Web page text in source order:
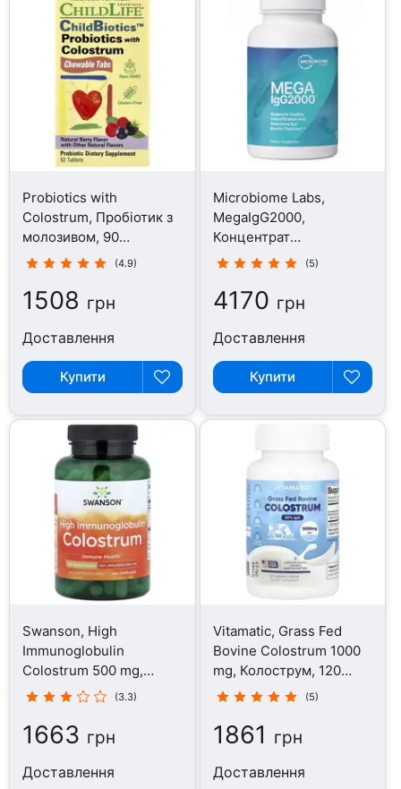
Probiotics with
Colostrum, Пробіотик з
молозивом, 90
таблеток
(4.9)
1508 грн
Доставлення
Купити
Microbiome Labs,
MegaIgG2000,
Концентрат
імуноглобуліну, 120
(5)
4170 грн
Доставлення
Купити
Swanson, High
Immunoglobulin
Colostrum 500 mg,
Колострум, 120 капсул
(3.3)
1663 грн
Доставлення
Vitamatic, Grass Fed
Bovine Colostrum 1000
mg, Колострум, 120
капсул
(5)
1861 грн
Доставлення